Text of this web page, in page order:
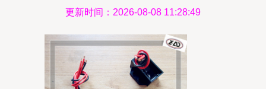
更新时间：2026-08-08 11:28:49